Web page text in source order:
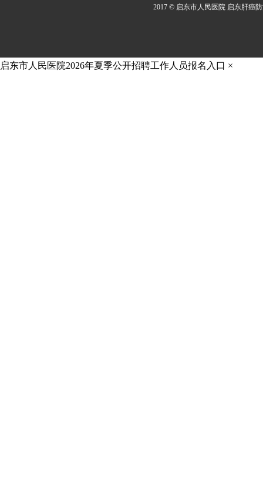
2017 © 启东市人民医院 启东肝癌
启东市人民医院2026年夏季公开招聘工作人员报名入口 ×